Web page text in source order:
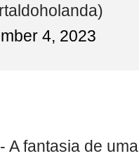
4, 2023
A fantasia de uma